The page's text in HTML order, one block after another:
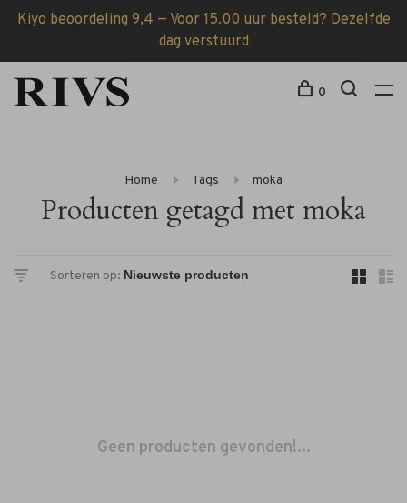
Kiyo beoordeling 9,4 — Voor 15.00 uur besteld? Dezelfde
dag verstuurd
0
Home Tags moka
Producten getagd met moka
Sorteren op:
Geen producten gevonden!...